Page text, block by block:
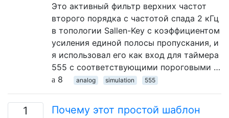
Это активный фильтр верхних частот
второго порядка с частотой спада 2 кГц
в топологии Sallen-Key с коэффициентом
усиления единой полосы пропускания, и
я использовал его как вход для таймера
555 с соответствующими пороговыми …
8
analog simulation 555
1
Почему этот простой шаблон